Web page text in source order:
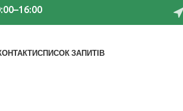
СПИСОК ЗАПИТІВ